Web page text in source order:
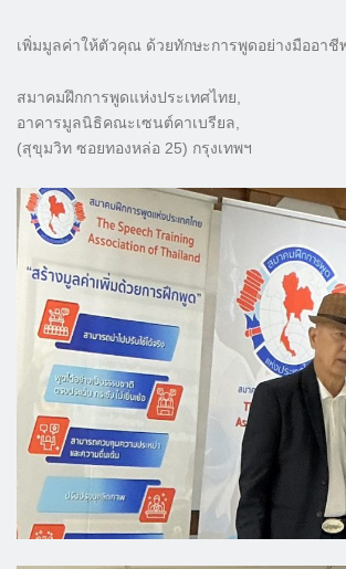
เพิ่มมูลค่าให้ตัวคุณ ด้วยทักษะการพูดอย่างมืออาชี
สมาคมฝึกการพูดแห่งประเทศไทย,
อาคารมูลนิธิคณะเซนต์คาเบรียล,
(สุขุมวิท ซอยทองหล่อ 25) กรุงเทพฯ